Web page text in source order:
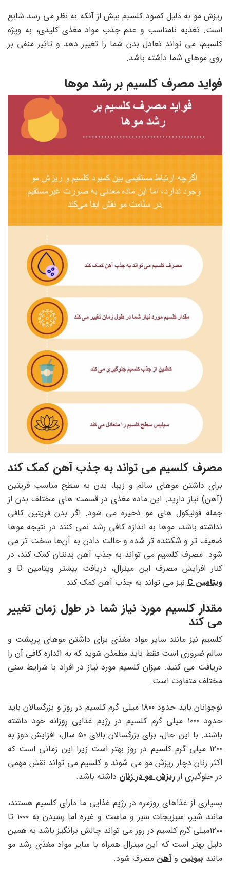
ریزش مو به دلیل کمبود کلسیم بیش از آنکه به نظر می رسد شایع
است. تغذیه نامناسب و عدم جذب مواد مغذی کلیدی، به ویژه
کلسیم، می تواند تعادل بدن شما را تغییر دهد و تاثیر منفی بر
روی موهای شما داشته باشد.
فواید مصرف کلسیم بر رشد موها
مصرف کلسیم می تواند به جذب آهن کمک کند
برای داشتن موهای سالم و زیبا، بدن به سطح مناسب فریتین
(آهن) نیاز دارید. این ماده مغذی در قسمت های مختلف بدن از
جمله فولیکول های مو ذخیره می شود. اگر بدن فریتین کافی
نداشته باشد، موها به اندازه کافی رشد نمی کنند در نتیجه موها
ضعیف ‌تر و شکننده‌ تر شده و حالت دادن به آن‌ها سخت‌ تر می
شود. مصرف کلسیم می تواند به جذب آهن بدنتان کمک کند، در
کنار افزایش مصرف این مینرال، دریافت بیشتر ویتامین D و
ویتامین C
نیز می تواند به جذب آهن کمک کند.
مقدار کلسیم مورد نیاز شما در طول زمان تغییر
می کند
کلسیم نیز مانند سایر مواد مغذی برای داشتن موهای پرپشت‌ و
سالم ضروری است فقط باید مطمئن شوید که به اندازه کافی آن را
دریافت می کنید. میزان کلسیم مورد نیاز در افراد با شرایط سنی
مختلف متفاوت است.
نوجوانان باید حدود ۱۸۰۰ میلی گرم کلسیم در روز و بزرگسالان باید
حدود ۱۰۰۰ میلی گرم کلسیم در رژیم غذایی روزانه خود داشته
باشند. با این حال، برای بزرگسالان بالای ۵۰ سال، افزایش دوز به
۱۲۰۰ میلی گرم کلسیم در روز بهتر است زیرا این زمانی است که
اکثر زنان دچار ریزش مو می شوند و کلسیم می تواند نقش مهمی
در جلوگیری از ریزش مو در زنان داشته باشد.
بسیاری از غذاهای روزمره در رژیم غذایی ما دارای کلسیم هستند،
مانند شیر، سبزیجات سبز و ماست و غیره اما رسیدن به ۱۰۰۰ تا
۱۲۰۰میلی گرم کلسیم در روز می تواند چالش برانگیز باشد به همین
دلیل بهتر است که این مینرال همراه با سایر مواد مغذی رشد مو
مانند بیوتین وآهن مصرف شود.